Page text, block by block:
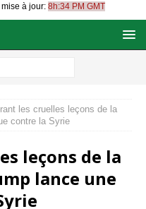
à jour: 8h:34 PM GMT
les cruelles leçons de la
contre la Syrie
leçons de la
lance une